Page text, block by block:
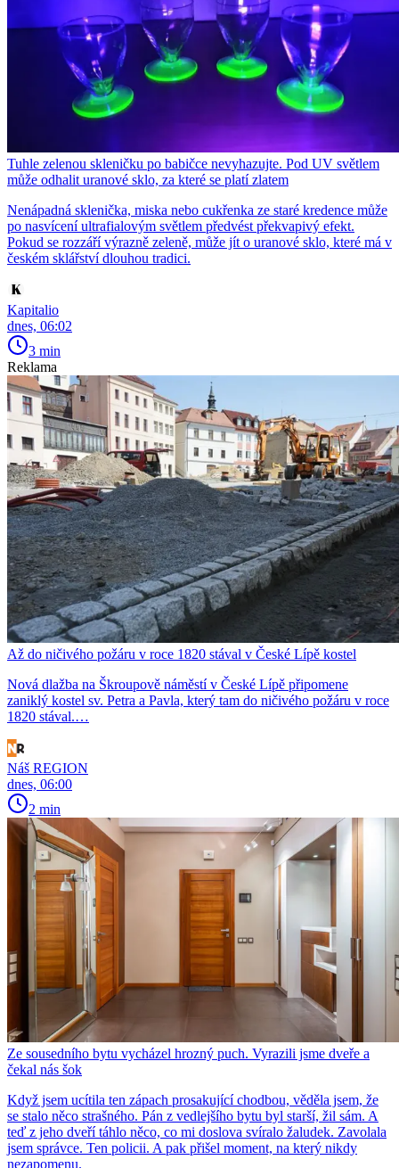
Tuhle zelenou skleničku po babičce nevyhazujte. Pod UV světlem
může odhalit uranové sklo, za které se platí zlatem
Nenápadná sklenička, miska nebo cukřenka ze staré kredence může
po nasvícení ultrafialovým světlem předvést překvapivý efekt.
Pokud se rozzáří výrazně zeleně, může jít o uranové sklo, které má v
českém sklářství dlouhou tradici.
Kapitalio
dnes, 06:02
3 min
Reklama
Až do ničivého požáru v roce 1820 stával v České Lípě kostel
Nová dlažba na Škroupově náměstí v České Lípě připomene
zaniklý kostel sv. Petra a Pavla, který tam do ničivého požáru v roce
1820 stával.…
Náš REGION
dnes, 06:00
2 min
Ze sousedního bytu vycházel hrozný puch. Vyrazili jsme dveře a
čekal nás šok
Když jsem ucítila ten zápach prosakující chodbou, věděla jsem, že
se stalo něco strašného. Pán z vedlejšího bytu byl starší, žil sám. A
teď z jeho dveří táhlo něco, co mi doslova svíralo žaludek. Zavolala
jsem správce. Ten policii. A pak přišel moment, na který nikdy
nezapomenu.